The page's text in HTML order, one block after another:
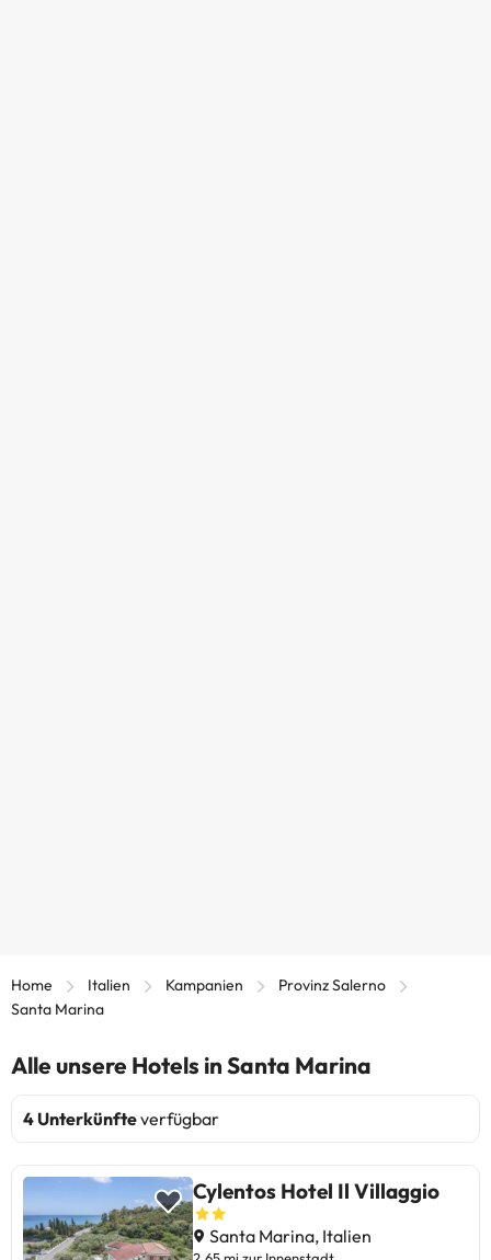
Home Italien Kampanien
Provinz Salerno
Santa Marina
Alle unsere Hotels in Santa Marina
4 Unterkünfteverfügbar
Cylentos Hotel Il Villaggio
Santa Marina, Italien